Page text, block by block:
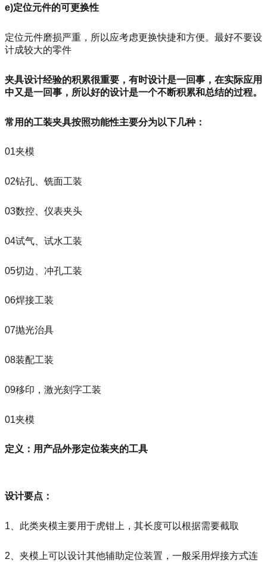
e)定位元件的可更换性
定位元件磨损严重，所以应考虑更换快捷和方便。最好不要设
计成较大的零件
夹具设计经验的积累很重要，有时设计是一回事，在实际应用
中又是一回事，所以好的设计是一个不断积累和总结的过程。
常用的工装夹具按照功能性主要分为以下几种：
01夹模
02钻孔、铣面工装
03数控、仪表夹头
04试气、试水工装
05切边、冲孔工装
06焊接工装
07抛光治具
08装配工装
09移印，激光刻字工装
01夹模
定义：用产品外形定位装夹的工具
设计要点：
1、此类夹模主要用于虎钳上，其长度可以根据需要截取
2、夹模上可以设计其他辅助定位装置，一般采用焊接方式连